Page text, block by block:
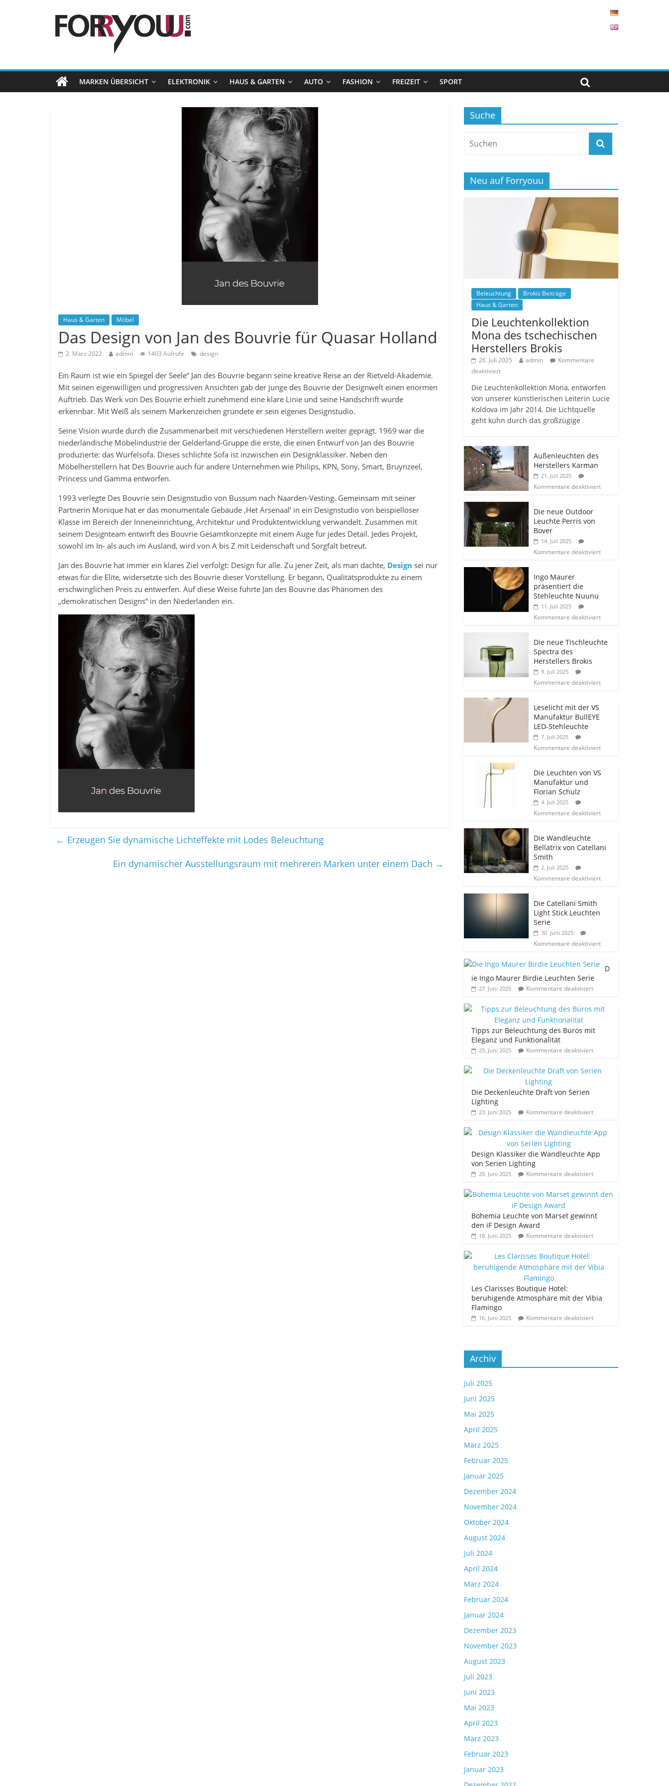
MARKEN ÜBERSICHT ELEKTRONIK HAUS & GARTEN AUTO FASHION FREIZEIT SPORT
Haus & Garten Möbel
Das Design von Jan des Bouvrie für Quasar Holland
2. März 2022 admin 1403 Aufrufe design
Ein Raum ist wie ein Spiegel der Seele“ Jan des Bouvrie begann seine kreative Reise an der Rietveld-Akademie.
Mit seinen eigenwilligen und progressiven Ansichten gab der junge des Bouvrie der Designwelt einen enormen
Auftrieb. Das Werk von Des Bouvrie erhielt zunehmend eine klare Linie und seine Handschrift wurde
erkennbar. Mit Weiß als seinem Markenzeichen gründete er sein eigenes Designstudio.
Seine Vision wurde durch die Zusammenarbeit mit verschiedenen Herstellern weiter geprägt. 1969 war die
niederländische Möbelindustrie der Gelderland-Gruppe die erste, die einen Entwurf von Jan des Bouvrie
produzierte: das Würfelsofa. Dieses schlichte Sofa ist inzwischen ein Designklassiker. Neben den
Möbelherstellern hat Des Bouvrie auch für andere Unternehmen wie Philips, KPN, Sony, Smart, Bruynzeel,
Princess und Gamma entworfen.
1993 verlegte Des Bouvrie sein Designstudio von Bussum nach Naarden-Vesting. Gemeinsam mit seiner
Partnerin Monique hat er das monumentale Gebäude ‚Het Arsenaal‘ in ein Designstudio von beispielloser
Klasse im Bereich der Inneneinrichtung, Architektur und Produktentwicklung verwandelt. Zusammen mit
seinem Designteam entwirft des Bouvrie Gesamtkonzepte mit einem Auge für jedes Detail. Jedes Projekt,
sowohl im In- als auch im Ausland, wird von A bis Z mit Leidenschaft und Sorgfalt betreut.
Jan des Bouvrie hat immer ein klares Ziel verfolgt: Design für alle. Zu jener Zeit, als man dachte, Design sei nur
etwas für die Elite, widersetzte sich des Bouvrie dieser Vorstellung. Er begann, Qualitätsprodukte zu einem
erschwinglichen Preis zu entwerfen. Auf diese Weise führte Jan des Bouvrie das Phänomen des
„demokratischen Designs“ in den Niederlanden ein.
← Erzeugen Sie dynamische Lichteffekte mit Lodes Beleuchtung
Ein dynamischer Ausstellungsraum mit mehreren Marken unter einem Dach →
Suche
Neu auf Forryouu
Beleuchtung
Brokis Beiträge
Haus & Garten
Die Leuchtenkollektion
Mona des tschechischen
Herstellers Brokis
26. Juli 2025 admin
Kommentare
deaktiviert
Die Leuchtenkollektion Mona, entworfen
von unserer künstlerischen Leiterin Lucie
Koldova im Jahr 2014. Die Lichtquelle
geht kühn durch das großzügige
Außenleuchten des
Herstellers Karman
21. Juli 2025
Kommentare deaktiviert
Die neue Outdoor
Leuchte Perris von
Bover
14. Juli 2025
Kommentare deaktiviert
Ingo Maurer
präsentiert die
Stehleuchte Nuunu
11. Juli 2025
Kommentare deaktiviert
Die neue Tischleuchte
Spectra des
Herstellers Brokis
9. Juli 2025
Kommentare deaktiviert
Leselicht mit der VS
Manufaktur BullEYE
LED-Stehleuchte
7. Juli 2025
Kommentare deaktiviert
Die Leuchten von VS
Manufaktur und
Florian Schulz
4. Juli 2025
Kommentare deaktiviert
Die Wandleuchte
Bellatrix von Catellani
Smith
2. Juli 2025
Kommentare deaktiviert
Die Catellani Smith
Light Stick Leuchten
Serie
30. Juni 2025
Kommentare deaktiviert
D
ie Ingo Maurer Birdie Leuchten Serie
27. Juni 2025 Kommentare deaktiviert
Tipps zur Beleuchtung des Büros mit
Eleganz und Funktionalität
25. Juni 2025 Kommentare deaktiviert
Die Deckenleuchte Draft von Serien
Lighting
23. Juni 2025 Kommentare deaktiviert
Design Klassiker die Wandleuchte App
von Serien Lighting
20. Juni 2025 Kommentare deaktiviert
Bohemia Leuchte von Marset gewinnt
den iF Design Award
18. Juni 2025 Kommentare deaktiviert
Les Clarisses Boutique Hotel:
beruhigende Atmosphäre mit der Vibia
Flamingo
16. Juni 2025 Kommentare deaktiviert
Archiv
Juli 2025
Juni 2025
Mai 2025
April 2025
März 2025
Februar 2025
Januar 2025
Dezember 2024
November 2024
Oktober 2024
August 2024
Juli 2024
April 2024
März 2024
Februar 2024
Januar 2024
Dezember 2023
November 2023
August 2023
Juli 2023
Juni 2023
Mai 2023
April 2023
März 2023
Februar 2023
Januar 2023